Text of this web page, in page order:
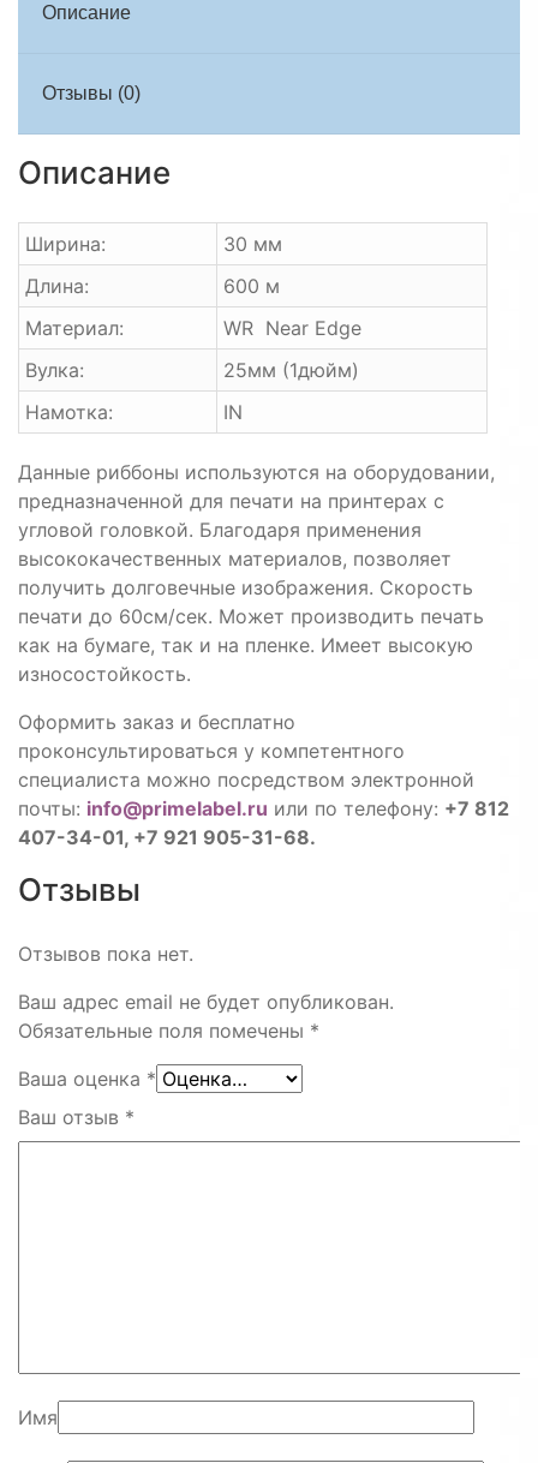
Описание
Отзывы (0)
Описание
Ширина:
30 мм
Длина:
600 м
Материал:
WR Near Edge
Вулка:
25мм (1дюйм)
Намотка:
IN
Данные риббоны используются на оборудовании,
предназначенной для печати на принтерах с
угловой головкой. Благодаря применения
высококачественных материалов, позволяет
получить долговечные изображения. Скорость
печати до 60см/сек. Может производить печать
как на бумаге, так и на пленке. Имеет высокую
износостойкость.
Оформить заказ и бесплатно
проконсультироваться у компетентного
специалиста можно посредством электронной
почты: info@primelabel.ru или по телефону: +7 812
407-34-01, +7 921 905-31-68.
Отзывы
Отзывов пока нет.
Ваш адрес email не будет опубликован.
Обязательные поля помечены *
Ваша оценка *
Ваш отзыв *
Имя